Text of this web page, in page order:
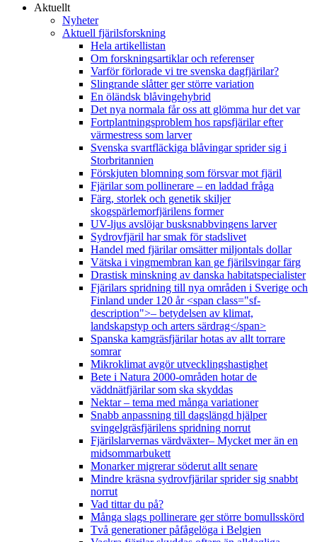
Aktuellt
Nyheter
Aktuell fjärilsforskning
Hela artikellistan
Om forskningsartiklar och referenser
Varför förlorade vi tre svenska dagfjärilar?
Slingrande slåtter ger större variation
En öländsk blåvingehybrid
Det nya normala får oss att glömma hur det var
Fortplantningsproblem hos rapsfjärilar efter
värmestress som larver
Svenska svartfläckiga blåvingar sprider sig i
Storbritannien
Förskjuten blomning som försvar mot fjäril
Fjärilar som pollinerare – en laddad fråga
Färg, storlek och genetik skiljer
skogspärlemorfjärilens former
UV-ljus avslöjar busksnabbvingens larver
Sydrovfjäril har smak för stadslivet
Handel med fjärilar omsätter miljontals dollar
Vätska i vingmembran kan ge fjärilsvingar färg
Drastisk minskning av danska habitatspecialister
Fjärilars spridning till nya områden i Sverige och
Finland under 120 år <span class="sf-
description">– betydelsen av klimat,
landskapstyp och arters särdrag</span>
Spanska kamgräsfjärilar hotas av allt torrare
somrar
Mikroklimat avgör utvecklingshastighet
Bete i Natura 2000-områden hotar de
väddnätfjärilar som ska skyddas
Nektar – tema med många variationer
Snabb anpassning till dagslängd hjälper
svingelgräsfjärilens spridning norrut
Fjärilslarvernas värdväxter– Mycket mer än en
midsommarbukett
Monarker migrerar söderut allt senare
Mindre kräsna sydrovfjärilar sprider sig snabbt
norrut
Vad tittar du på?
Många slags pollinerare ger större bomullsskörd
Två generationer påfågelöga i Belgien